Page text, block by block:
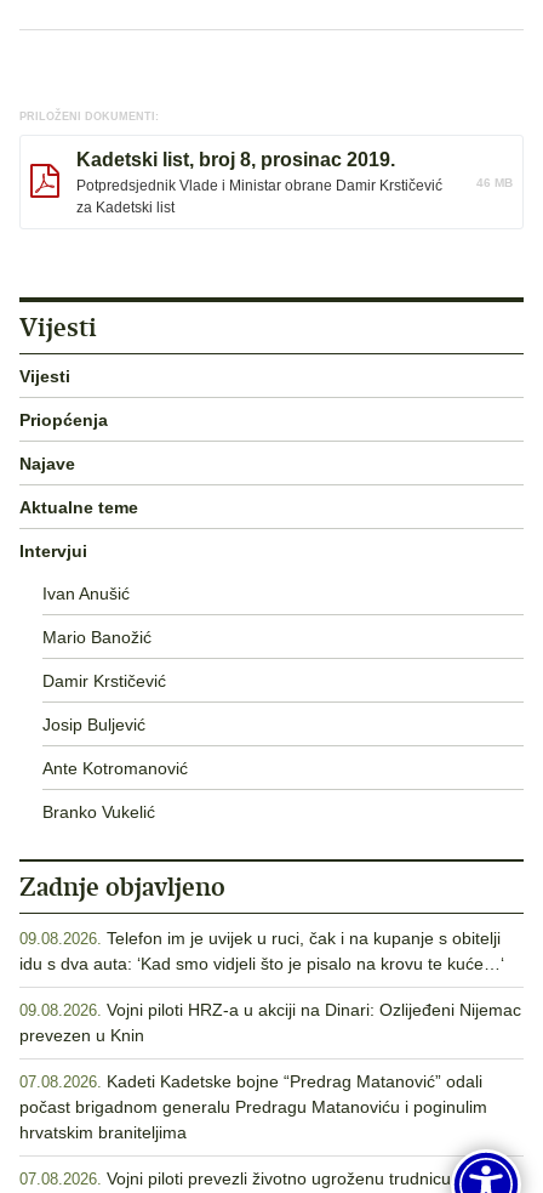
PRILOŽENI DOKUMENTI:
Kadetski list, broj 8, prosinac 2019.
Potpredsjednik Vlade i Ministar obrane Damir Krstičević
za Kadetski list
46 MB
Vijesti
Vijesti
Priopćenja
Najave
Aktualne teme
Intervjui
Ivan Anušić
Mario Banožić
Damir Krstičević
Josip Buljević
Ante Kotromanović
Branko Vukelić
Zadnje objavljeno
09.08.2026. Telefon im je uvijek u ruci, čak i na kupanje s obitelji
idu s dva auta: ‘Kad smo vidjeli što je pisalo na krovu te kuće…‘
09.08.2026. Vojni piloti HRZ-a u akciji na Dinari: Ozlijeđeni Nijemac
prevezen u Knin
07.08.2026. Kadeti Kadetske bojne “Predrag Matanović” odali
počast brigadnom generalu Predragu Matanoviću i poginulim
hrvatskim braniteljima
07.08.2026. Vojni piloti prevezli životno ugroženu trudnicu iz